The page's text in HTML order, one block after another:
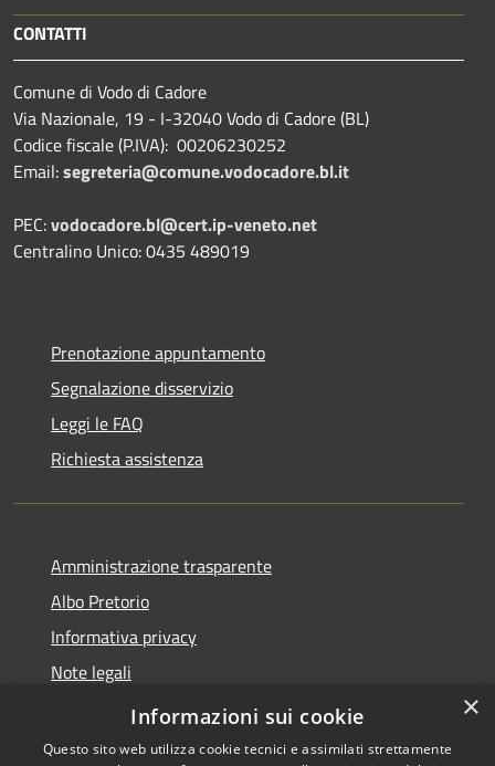
CONTATTI
Comune di Vodo di Cadore
Via Nazionale, 19 - I-32040 Vodo di Cadore (BL)
Codice fiscale (P.IVA): 00206230252
Email:segreteria@comune.vodocadore.bl.it
PEC:vodocadore.bl@cert.ip-veneto.net
Centralino Unico: 0435 489019
Prenotazione appuntamento
Segnalazione disservizio
Leggi le FAQ
Richiesta assistenza
Amministrazione trasparente
Albo Pretorio
Informativa privacy
Note legali
Dichiarazione di accessibilità
×
Informazioni sui cookie
Questo sito web utilizza cookie tecnici e assimilati strettamente